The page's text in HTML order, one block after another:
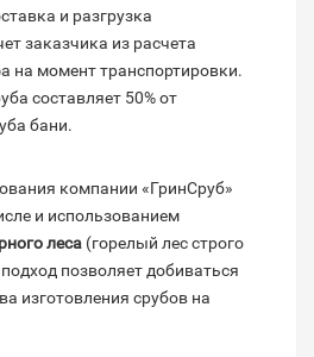
и разгрузка
заказчика из расчета
на момент транспортировки.
составляет 50% от
бани.
компании «ГринСруб»
и использованием
леса (горелый лес строго
позволяет добиваться
изготовления срубов на